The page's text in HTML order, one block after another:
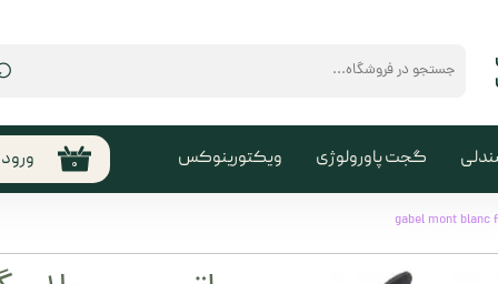
گجت پاورولوژی ویکتورینوکس ۰ ورود